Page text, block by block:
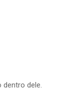
dele.